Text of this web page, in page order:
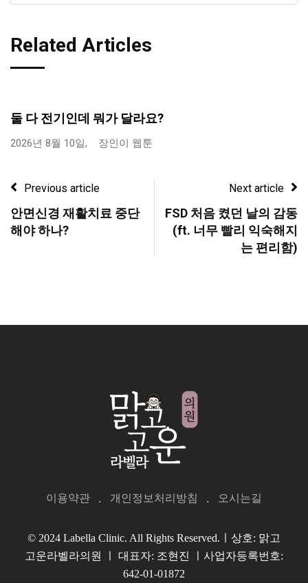
Related Articles
둘 다 전기인데 뭐가 달라요?
2026년 8월 10일, 장인이 웹툰
Previous article
안면신경 재활치료 중단
해야 하나?
Next article
FSD 처음 켰던 날의 감동
(ft. 너무 빨리 익숙해지
는 편리함)
이용약관 개인정보처리방침 오시는길
© 2024 Labella Clinic. All Rights Reserved.ㅣ상호: 맑고
고운라벨라의원 ㅣ 대표자: 조현진 ㅣ사업자등록번호:
642-01-01872